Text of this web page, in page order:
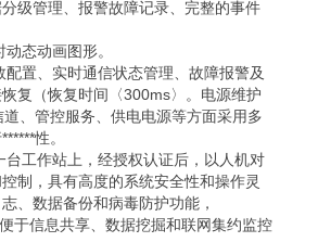
级管理、报警故障记录、完整的事件
态动画图形。
置、实时通信状态管理、故障报警及
复（恢复时间〈300ms〉。电源维护
、管控服务、供电电源等方面采用多
性。
工作站上，经授权认证后，以人机对
制，具有高度的系统安全性和操作灵
、数据备份和病毒防护功能，
信息共享、数据挖掘和联网集约监控